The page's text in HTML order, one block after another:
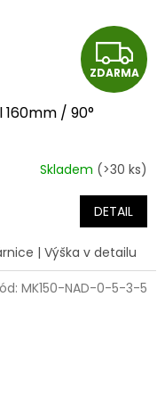
Z
D
R
M
A
ZDARMA
160mm / 90°
Skladem (>30 ks)
DETAIL
| Výška v detailu
MK150-NAD-0-5-3-5